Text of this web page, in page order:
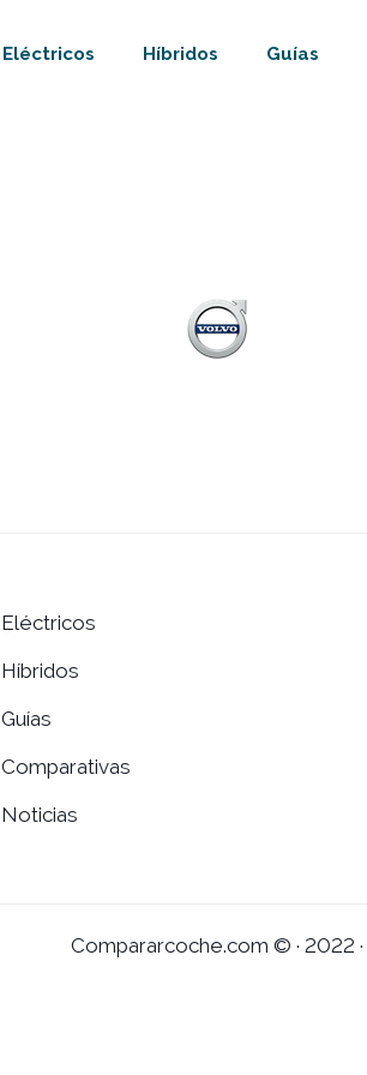
Eléctricos Híbridos Guías
Eléctricos
Híbridos
Guías
Comparativas
Noticias
Compararcoche.com © · 2022 ·